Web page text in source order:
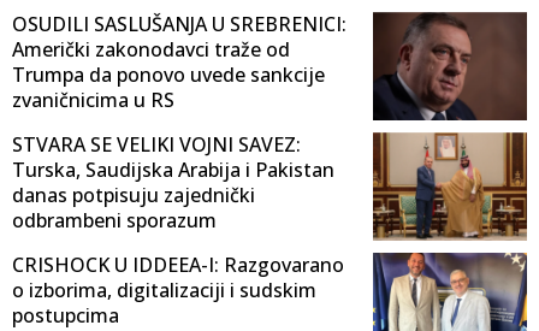
OSUDILI SASLUŠANJA U SREBRENICI:
Američki zakonodavci traže od
Trumpa da ponovo uvede sankcije
zvaničnicima u RS
STVARA SE VELIKI VOJNI SAVEZ:
Turska, Saudijska Arabija i Pakistan
danas potpisuju zajednički
odbrambeni sporazum
CRISHOCK U IDDEEA-I: Razgovarano
o izborima, digitalizaciji i sudskim
postupcima